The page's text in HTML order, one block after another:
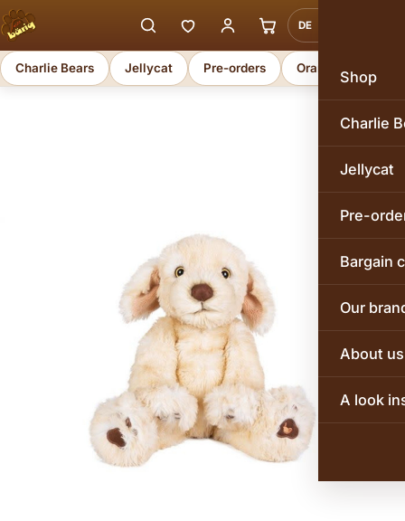
DE
Shop
Charlie
Jellycat
Pre-
Bargain
Our
About us
A look
Charlie Bears Jellycat Pre-orders Orange Toys